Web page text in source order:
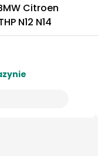
Citroen
N12 N14